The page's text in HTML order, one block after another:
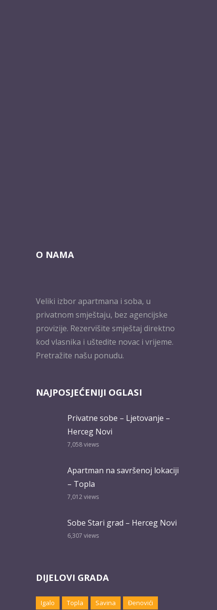
O NAMA
Veliki izbor apartmana i soba, u
privatnom smještaju, bez agencijske
provizije. Rezervišite smještaj direktno
kod vlasnika i uštedite novac i vrijeme.
Pretražite našu ponudu.
NAJPOSJEĆENIJI OGLASI
Privatne sobe – Ljetovanje –
Herceg Novi
7,058views
Apartman na savršenoj lokaciji
– Topla
7,012views
Sobe Stari grad – Herceg Novi
6,307 views
DIJELOVI GRADA
Igalo Topla Savina Đenovići